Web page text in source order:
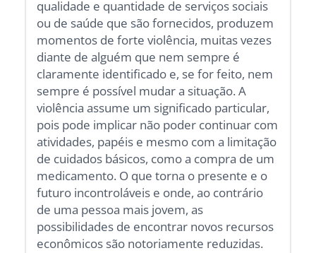
qualidade e quantidade de serviços sociais
ou de saúde que são fornecidos, produzem
momentos de forte violência, muitas vezes
diante de alguém que nem sempre é
claramente identificado e, se for feito, nem
sempre é possível mudar a situação. A
violência assume um significado particular,
pois pode implicar não poder continuar com
atividades, papéis e mesmo com a limitação
de cuidados básicos, como a compra de um
medicamento. O que torna o presente e o
futuro incontroláveis ​​e onde, ao contrário
de uma pessoa mais jovem, as
possibilidades de encontrar novos recursos
econômicos são notoriamente reduzidas.